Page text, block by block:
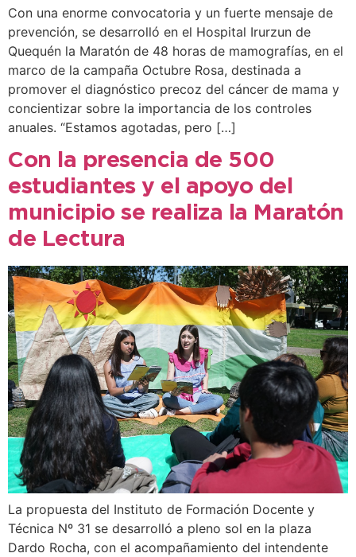
Con una enorme convocatoria y un fuerte mensaje de
prevención, se desarrolló en el Hospital Irurzun de
Quequén la Maratón de 48 horas de mamografías, en el
marco de la campaña Octubre Rosa, destinada a
promover el diagnóstico precoz del cáncer de mama y
concientizar sobre la importancia de los controles
anuales. “Estamos agotadas, pero […]
Con la presencia de 500
estudiantes y el apoyo del
municipio se realiza la Maratón
de Lectura
La propuesta del Instituto de Formación Docente y
Técnica Nº 31 se desarrolló a pleno sol en la plaza
Dardo Rocha, con el acompañamiento del intendente